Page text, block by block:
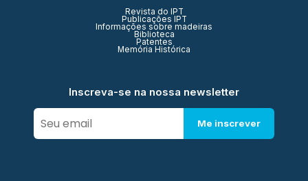
Revista do IPT
Publicações IPT
Informações sobre madeiras
Biblioteca
Patentes
Memória Histórica
Inscreva-se na nossa newsletter
Me inscrever